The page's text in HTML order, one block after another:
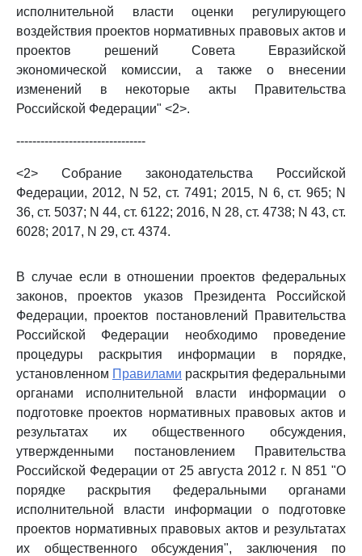
исполнительной власти оценки регулирующего
воздействия проектов нормативных правовых актов и
проектов решений Совета Евразийской
экономической комиссии, а также о внесении
изменений в некоторые акты Правительства
Российской Федерации" <2>.
--------------------------------
<2> Собрание законодательства Российской
Федерации, 2012, N 52, ст. 7491; 2015, N 6, ст. 965; N
36, ст. 5037; N 44, ст. 6122; 2016, N 28, ст. 4738; N 43, ст.
6028; 2017, N 29, ст. 4374.
В случае если в отношении проектов федеральных
законов, проектов указов Президента Российской
Федерации, проектов постановлений Правительства
Российской Федерации необходимо проведение
процедуры раскрытия информации в порядке,
установленном Правилами раскрытия федеральными
органами исполнительной власти информации о
подготовке проектов нормативных правовых актов и
результатах их общественного обсуждения,
утвержденными постановлением Правительства
Российской Федерации от 25 августа 2012 г. N 851 "О
порядке раскрытия федеральными органами
исполнительной власти информации о подготовке
проектов нормативных правовых актов и результатах
их общественного обсуждения", заключения по